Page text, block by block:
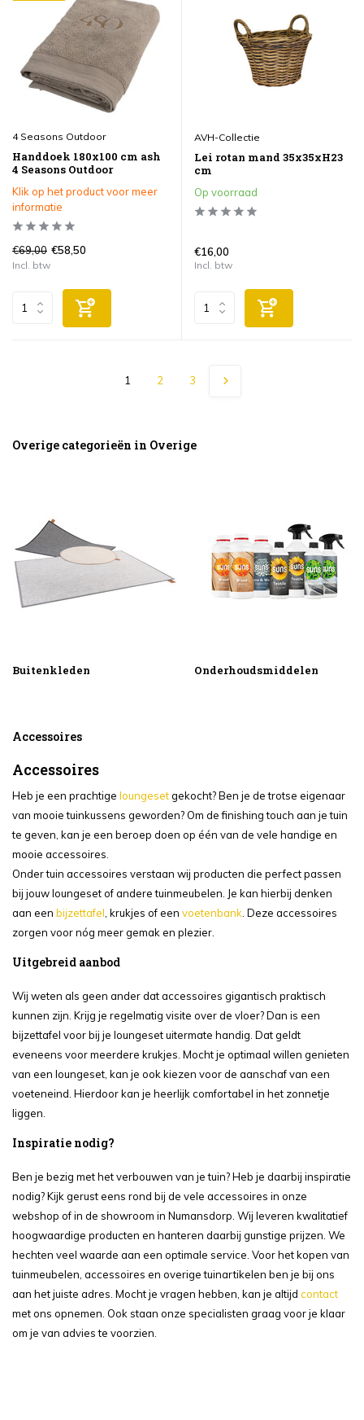
4 Seasons Outdoor
Handdoek 180x100 cm ash
4 Seasons Outdoor
Klik op het product voor meer
informatie
€69,00 €58,50
Incl. btw
AVH-Collectie
Lei rotan mand 35x35xH23
cm
Op voorraad
€16,00
Incl. btw
1 2 3
Overige categorieën in Overige
Buitenkleden Onderhoudsmiddelen
Accessoires
Accessoires
Heb je een prachtige loungesetgekocht? Ben je de trotse eigenaar
van mooie tuinkussens geworden? Om de finishing touch aan je tuin
te geven, kan je een beroep doen op één van de vele handige en
mooie accessoires.
Onder tuin accessoires verstaan wij producten die perfect passen
bij jouw loungeset of andere tuinmeubelen. Je kan hierbij denken
aan een bijzettafel , krukjes of een voetenbank . Deze accessoires
zorgen voor nóg meer gemak en plezier.
Uitgebreid aanbod
Wij weten als geen ander dat accessoires gigantisch praktisch
kunnen zijn. Krijg je regelmatig visite over de vloer? Dan is een
bijzettafel voor bij je loungeset uitermate handig. Dat geldt
eveneens voor meerdere krukjes. Mocht je optimaal willen genieten
van een loungeset, kan je ook kiezen voor de aanschaf van een
voeteneind. Hierdoor kan je heerlijk comfortabel in het zonnetje
liggen.
Inspiratie nodig?
Ben je bezig met het verbouwen van je tuin? Heb je daarbij inspiratie
nodig? Kijk gerust eens rond bij de vele accessoires in onze
webshop of in de showroom in Numansdorp. Wij leveren kwalitatief
hoogwaardige producten en hanteren daarbij gunstige prijzen. We
hechten veel waarde aan een optimale service. Voor het kopen van
tuinmeubelen, accessoires en overige tuinartikelen ben je bij ons
aan het juiste adres. Mocht je vragen hebben, kan je altijd contact
met ons opnemen. Ook staan onze specialisten graag voor je klaar
om je van advies te voorzien.